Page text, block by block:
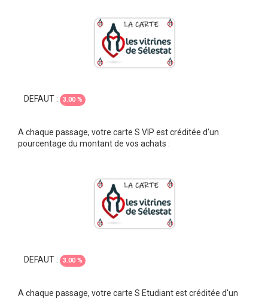
DEFAUT : 3.00 %
A chaque passage, votre carte S VIP est créditée d'un
pourcentage du montant de vos achats :
DEFAUT : 3.00 %
A chaque passage, votre carte S Etudiant est créditée d'un